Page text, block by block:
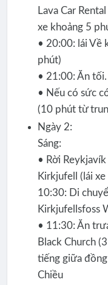
Lava Car
xe khoảng 5
• 20:00: lái Về
phút)
• 21:00: Ăn tối.
• Nếu có sức
(10 phút từ
Ngày 2:
Sáng:
• Rời
Kirkjufell (lái
10:30: Di
Kirkjufellsfoss
• 11:30: Ăn
Black Church
tiếng giữa
Chiều